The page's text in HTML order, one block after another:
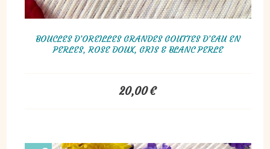
BOUCLES D’OREILLES GRANDES GOUTTES D’EAU EN
PERLES, ROSE DOUX, GRIS & BLANC PERLE
20,00€